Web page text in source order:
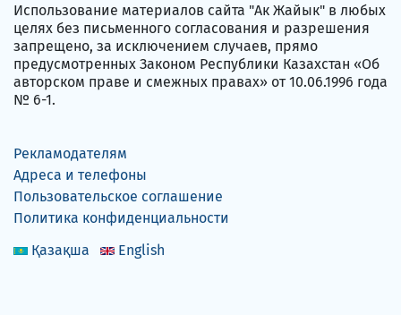
Использование материалов сайта "Ак Жайык" в любых
целях без письменного согласования и разрешения
запрещено, за исключением случаев, прямо
предусмотренных Законом Республики Казахстан «Об
авторском праве и смежных правах» от 10.06.1996 года
№ 6-1.
Рекламодателям
Адреса и телефоны
Пользовательское соглашение
Политика конфиденциальности
Қазақша
English